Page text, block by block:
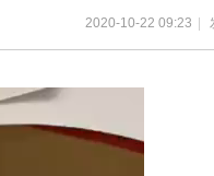
2020-10-22 09:23